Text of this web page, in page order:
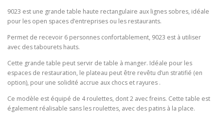
9023 est une grande table haute rectangulaire aux lignes sobres, idéale
pour les open spaces d’entreprises ou les restaurants.
Permet de recevoir 6 personnes confortablement, 9023 est à utiliser
avec des tabourets hauts.
Cette grande table peut servir de table à manger. Idéale pour les
espaces de restauration, le plateau peut être revêtu d’un stratifié (en
option), pour une solidité accrue aux chocs et rayures .
Ce modèle est équipé de 4 roulettes, dont 2 avec freins. Cette table est
également réalisable sans les roulettes, avec des patins à la place.